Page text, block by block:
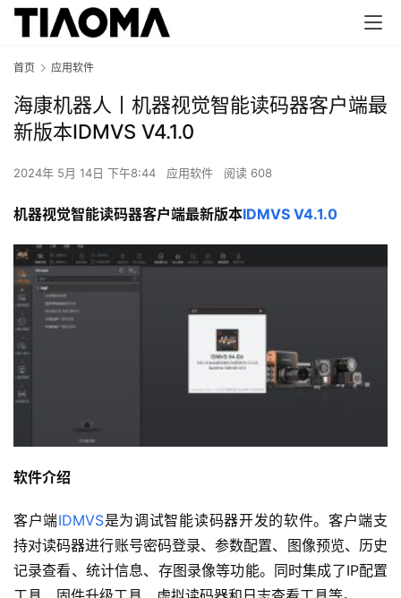
首页 应用软件
海康机器人丨机器视觉智能读码器客户端最
新版本IDMVS V4.1.0
2024年 5月 14日 下午8:44 应用软件 阅读 608
机器视觉智能读码器客户端最新版本IDMVS V4.1.0
软件介绍
客户端IDMVS是为调试智能读码器开发的软件。客户端支
持对读码器进行账号密码登录、参数配置、图像预览、历史
记录查看、统计信息、存图录像等功能。同时集成了IP配置